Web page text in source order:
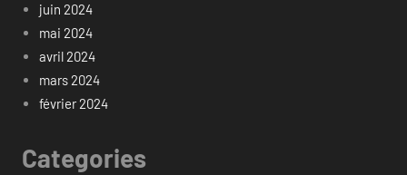
juin 2024
mai 2024
avril 2024
mars 2024
février 2024
Categories